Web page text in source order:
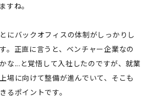
すね。
にバックオフィスの体制がしっかりし
。正直に言うと、ベンチャー企業なの
な...と覚悟して入社したのですが、就業
場に向けて整備が進んでいて、そこも
るポイントです。